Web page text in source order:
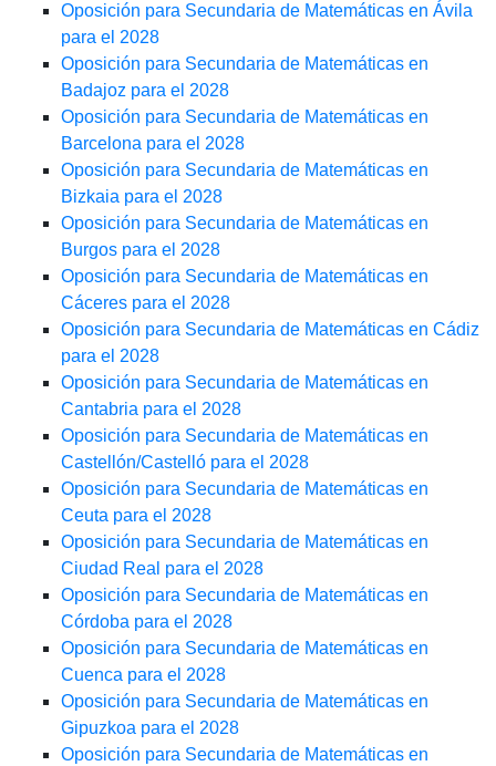
Oposición para Secundaria de Matemáticas en Ávila
para el 2028
Oposición para Secundaria de Matemáticas en
Badajoz para el 2028
Oposición para Secundaria de Matemáticas en
Barcelona para el 2028
Oposición para Secundaria de Matemáticas en
Bizkaia para el 2028
Oposición para Secundaria de Matemáticas en
Burgos para el 2028
Oposición para Secundaria de Matemáticas en
Cáceres para el 2028
Oposición para Secundaria de Matemáticas en Cádiz
para el 2028
Oposición para Secundaria de Matemáticas en
Cantabria para el 2028
Oposición para Secundaria de Matemáticas en
Castellón/Castelló para el 2028
Oposición para Secundaria de Matemáticas en
Ceuta para el 2028
Oposición para Secundaria de Matemáticas en
Ciudad Real para el 2028
Oposición para Secundaria de Matemáticas en
Córdoba para el 2028
Oposición para Secundaria de Matemáticas en
Cuenca para el 2028
Oposición para Secundaria de Matemáticas en
Gipuzkoa para el 2028
Oposición para Secundaria de Matemáticas en